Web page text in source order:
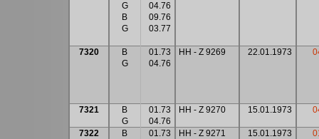
G
B
G
04.76
09.76
03.77
7320
B
G
01.73
04.76
HH - Z 9269 22.01.1973
7321
B
G
01.73
04.76
HH - Z 9270 15.01.1973
7322
B
01.73
HH - Z 9271 15.01.1973